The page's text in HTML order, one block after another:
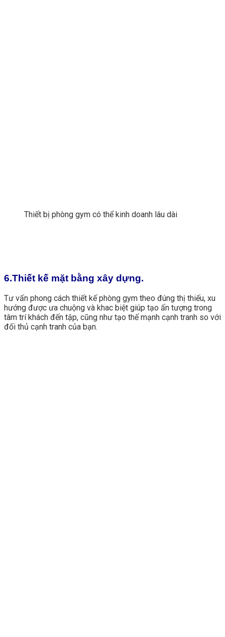
Thiết bị phòng gym có thể kinh doanh lâu dài
6.Thiết kế mặt bằng xây dựng.
Tư vấn phong cách thiết kế phòng gym theo đúng thị thiếu, xu
hướng được ưa chuộng và khac biệt giúp tạo ấn tượng trong
tâm trí khách đến tập, cũng như tạo thế mạnh cạnh tranh so với
đối thủ cạnh tranh của bạn.